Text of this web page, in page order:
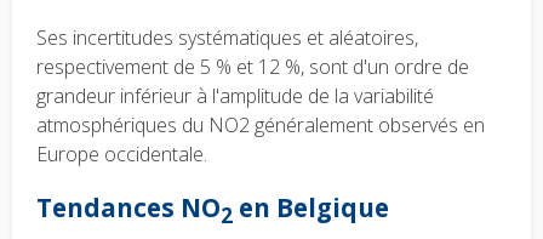
Ses incertitudes systématiques et aléatoires,
respectivement de 5 % et 12 %, sont d'un ordre de
grandeur inférieur à l'amplitude de la variabilité
atmosphériques du NO2 généralement observés en
Europe occidentale.
Tendances NO2 en Belgique